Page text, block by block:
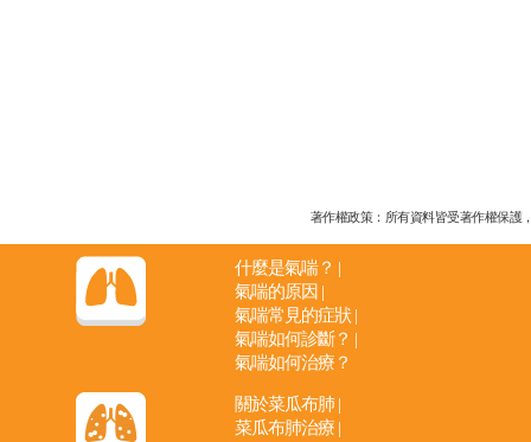
著作權政策：所有資料皆受著作權保護
什麼是氣喘？ |
氣喘的原因 |
氣喘常見的症狀|
氣喘如何診斷？ |
氣喘如何治療？
關於菜瓜布肺|
菜瓜布肺治療 |